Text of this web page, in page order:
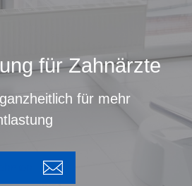
für Zahnärzte
für mehr